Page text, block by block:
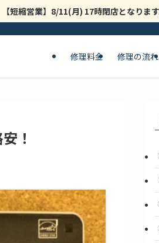
短縮営業】8/11(月) 17時閉店となります
修理料金 修理の流れ
！